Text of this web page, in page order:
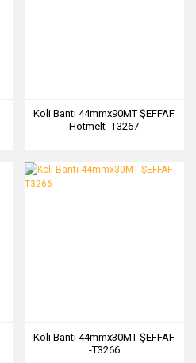
Koli Bantı 44mmx90MT ŞEFFAF
Hotmelt -T3267
Koli Bantı 44mmx30MT ŞEFFAF
-T3266